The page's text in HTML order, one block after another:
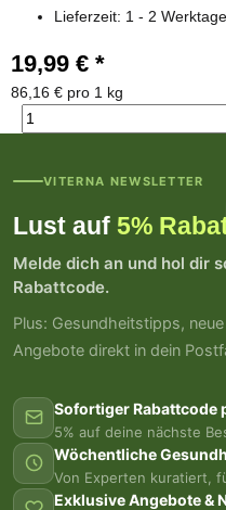
Lieferzeit: 1 - 2 Werktage
19,99 € *
86,16 € pro 1 kg
VITERNA NEWSLETTER
Lust auf 5%
Melde dich an und hol dir
Rabattcode.
Plus: Gesundheitstipps,
Angebote direkt in dein
Sofortiger Rabattcode
5% auf deine nächste
Wöchentliche
Von Experten kuratiert,
Exklusive Angebote &